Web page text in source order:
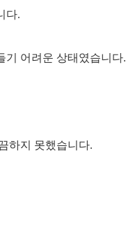
다.
기 어려운 상태였습니다.
하지 못했습니다.